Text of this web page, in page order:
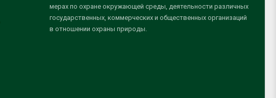
мерах по охране окружающей среды, деятельности различных
государственных, коммерческих и общественных организаций
в отношении охраны природы.